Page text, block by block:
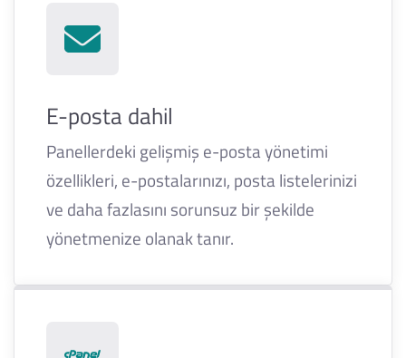
E-posta dahil
Panellerdeki gelişmiş e-posta yönetimi
özellikleri, e-postalarınızı, posta listelerinizi
ve daha fazlasını sorunsuz bir şekilde
yönetmenize olanak tanır.